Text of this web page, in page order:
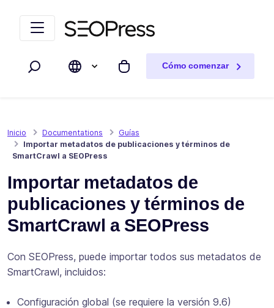
Buscar Mi carrito
Cómo comenzar
Inicio Documentations
Guías
Importar metadatos de publicaciones y términos de
SmartCrawl a SEOPress
Importar metadatos de
publicaciones y términos de
SmartCrawl a SEOPress
Con SEOPress, puede importar todos sus metadatos de
SmartCrawl, incluidos:
Configuración global (se requiere la versión 9.6)